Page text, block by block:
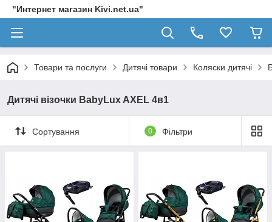
"Интернет магазин Kivi.net.ua"
Товари та послуги Дитячі товари Коляски дитячі
Дитячі візочки BabyLux AXEL 4в1
Сортування 0 Фільтри